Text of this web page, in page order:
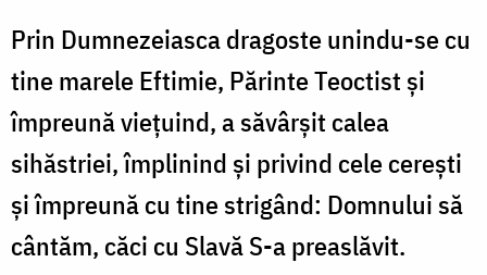
Prin Dumnezeiasca dragoste unindu-se cu
tine marele Eftimie, Părinte Teoctist şi
împreună vieţuind, a săvârşit calea
sihăstriei, împlinind şi privind cele cereşti
şi împreună cu tine strigând: Domnului să
cântăm, căci cu Slavă S-a preaslăvit.